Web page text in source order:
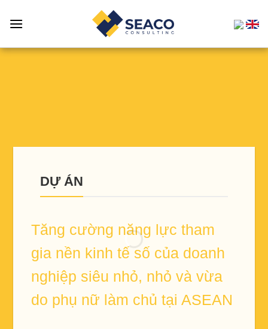
DỰ ÁN
Tăng cường năng lực tham
gia nền kinh tế số của doanh
nghiệp siêu nhỏ, nhỏ và vừa
do phụ nữ làm chủ tại ASEAN